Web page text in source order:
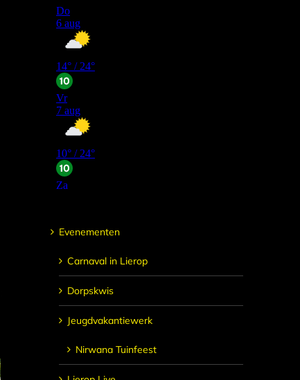
Evenementen
Carnaval in Lierop
Dorpskwis
Jeugdvakantiewerk
Nirwana Tuinfeest